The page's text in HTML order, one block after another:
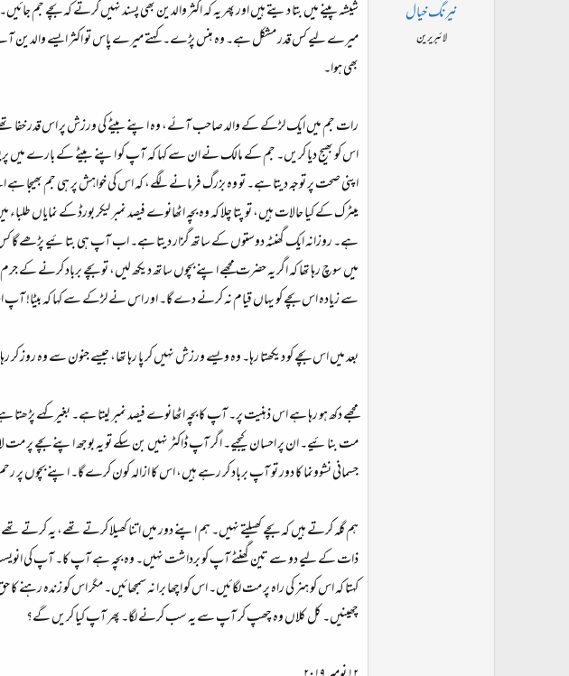
نیرنگ خیال
لائبریرین
شیشہ پینے میں بتا دیتے ہیں اور پھر یہ کہ اکثر والدین بھی پسند نہیں کرتے کہ بچے
میرے لیے کس قدر مشکل ہے۔ وہ ہنس پڑے۔ کہتے میرے پاس تو اکثر ایسے والدین
بھی ہوا۔
رات جم میں ایک لڑکے کے والد صاحب آئے، وہ اپنے بیٹے کی ورزش پر اس قدر خفا
اس کو بھیج دیا کریں۔ جم کے مالک نے ان سے کہا کہ آپ کو اپنے بیٹے کے بارے میں
اپنی صحت پر توجہ دیتا ہے۔ تو وہ بزرگ فرمانے لگے، کہ اس کی خواہش پر ہی جم بھیجا
میٹرک کے کیا حالات ہیں، تو پتا چلا کہ وہ بچہ اٹھانوے فیصد نمبر لیکر بورڈ کے نمایاں
ہے۔ روزانہ ایک گھنٹہ دوستوں کے ساتھ گزار دیتا ہے۔ اب آپ ہی بتائیے پڑھے گا کس
میں سوچ رہا تھا کہ اگر یہ حضرت مجھے اپنے بچوں ساتھ دیکھ لیں، تو بچے برباد کرنے
سے زیادہ اس بچے کو یہاں قیام نہ کرنے دے گا۔ اور اس نے لڑکے سے کہا کہ بیٹا! آپ
بعد میں اس بچے کو دیکھتا رہا۔ وہ ویسے ورزش نہیں کر پا رہا تھا، جیسے جنون سے
مجھے دکھ ہو رہا ہے اس ذہنیت پر۔ آپ کا بچہ اٹھانوے فیصد نمبر لیتا ہے۔ بغیر کہے
مت بنائیے۔ ان پر احسان کیجیے۔ اگر آپ ڈاکٹر نہیں بن سکے تو یہ بوجھ اپنے بچے پر
جسمانی نشوونما کا دور تو آپ برباد کر رہے ہیں، اس کا ازالہ کون کرے گا۔ اپنے بچوں پر
ہم گلہ کرتے ہیں کہ بچے کھیلتے نہیں۔ ہم اپنے دور میں اتنا کھیلا کرتے تھے، یہ
ذات کے لیے دو سے تین گھنٹے آپ کو برداشت نہیں۔ وہ بچہ ہے آپ کا۔ آپ کی
کہتا کہ اس کو ہنر کی راہ پر مت لگائیں۔ اس کو اچھا برا نہ سمجھائیں۔ مگر اس کو
چھینیں۔ کل کلاں وہ چھپ کر آپ سے یہ سب کرنے لگا۔ پھر آپ کیا کریں گے؟